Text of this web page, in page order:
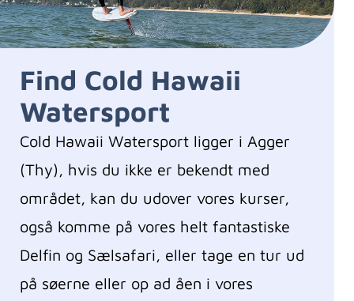
Find Cold Hawaii
Watersport
Cold Hawaii Watersport ligger i Agger
(Thy), hvis du ikke er bekendt med
området, kan du udover vores kurser,
også komme på vores helt fantastiske
Delfin og Sælsafari, eller tage en tur ud
på søerne eller op ad åen i vores